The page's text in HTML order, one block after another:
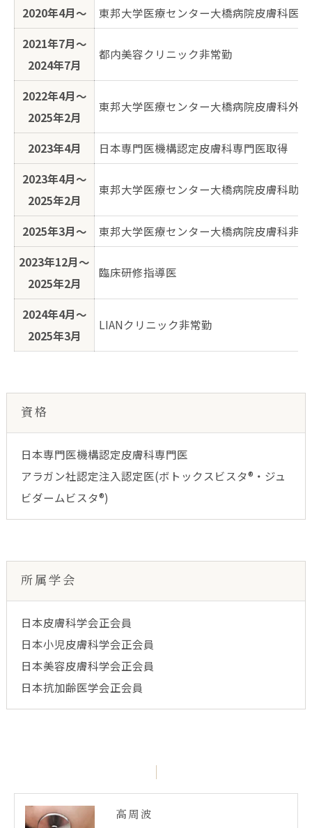
2020年4月〜
東邦大学医療センター大橋病院皮膚科医員
2021年7月〜
2024年7月
都内美容クリニック非常勤
2022年4月〜
2025年2月
東邦大学医療センター大橋病院皮膚科外
2023年4月
日本専門医機構認定皮膚科専門医取得
2023年4月〜
2025年2月
東邦大学医療センター大橋病院皮膚科助教
2025年3月〜
東邦大学医療センター大橋病院皮膚科非
2023年12月〜
2025年2月
臨床研修指導医
2024年4月〜
2025年3月
LIANクリニック非常勤
資格
日本専門医機構認定皮膚科専門医
アラガン社認定注入認定医(ボトックスビスタ®・ジュ
ビダームビスタ®)
所属学会
日本皮膚科学会正会員
日本小児皮膚科学会正会員
日本美容皮膚科学会正会員
日本抗加齢医学会正会員
高周波
ご予約はこちら